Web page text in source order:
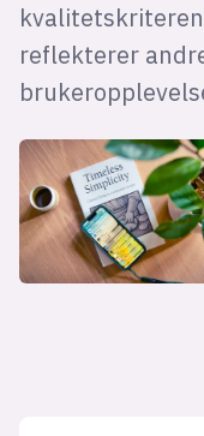
reflekterer